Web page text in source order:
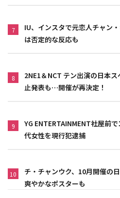
7
IU、インスタで元恋人チャン
は否定的な反応も
8
2NE1＆NCT テン出演の日本
止発表も…開催が再決定！
9
YG ENTERTAINMENT社屋前
代女性を現行犯逮捕
10
チ・チャンウク、10月開催の
爽やかなポスターも